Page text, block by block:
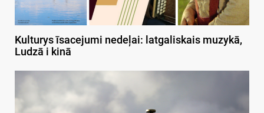
Kulturys īsacejumi nedeļai: latgaliskais muzykā,
Ludzā i kinā